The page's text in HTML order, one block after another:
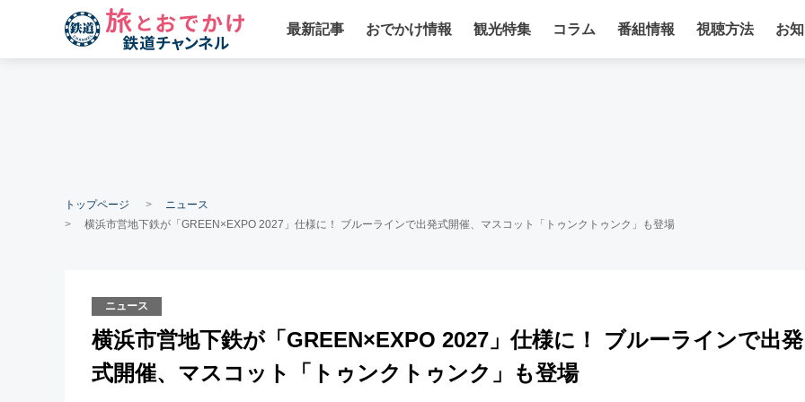
最新記事 おでかけ情報 観光特集 コラム 番組情報 視聴方法 お
トップページ
ニュース
横浜市営地下鉄が「GREEN×EXPO 2027」仕様に！ ブルーラインで出発式開催、マスコット「トゥンクトゥンク」も登場
ニュース
横浜市営地下鉄が「GREEN×EXPO 2027」仕様に！ ブルーラインで出発
式開催、マスコット「トゥンクトゥンク」も登場